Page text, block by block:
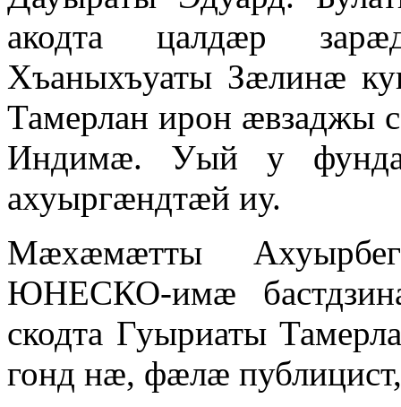
акодта цалдӕр
Хъаныхъуаты Зӕлинӕ
Тамерлан ирон ӕвзаджы
Индимӕ. Уый у
ахуыргӕндтӕй иу.
Мӕхӕмӕтты
ЮНЕСКО-имӕ
скодта Гуыриаты
гонд нӕ, фӕлӕ